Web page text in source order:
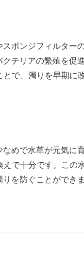
ポンジフィルター
テリアの繁殖を促
とで、濁りを早期に
なめで水草が元気に
えで十分です。この
を防ぐことができ